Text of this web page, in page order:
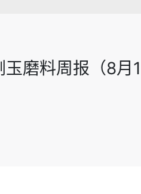
玉磨料周报（8月